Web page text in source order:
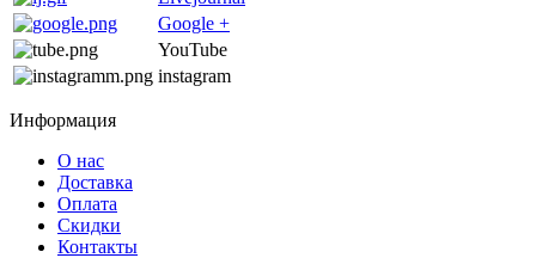
Google +
YouTube
instagram
Информация
О нас
Доставка
Оплата
Скидки
Контакты